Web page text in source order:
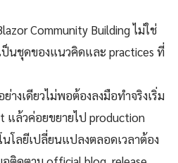
Community Building ไม่ใช่
ป็นชุดของแนวคิดและ practices ที่
างเดียวไม่พอต้องลงมือทำจริงเริ่ม
แล้วค่อยขยายไป production
นโลยีเปลี่ยนแปลงตลอดเวลาต้อง